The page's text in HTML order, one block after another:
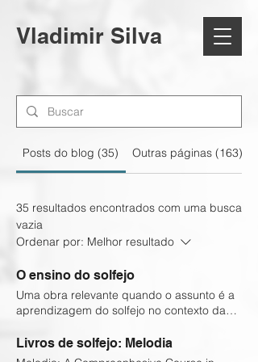
Vladimir Silva
Posts do blog (35) Outras páginas (163)
35 resultados encontrados com uma busca
vazia
Ordenar por: Melhor resultado
O ensino do solfejo
Uma obra relevante quando o assunto é a
aprendizagem do solfejo no contexto da
Teaching Sight-Singing in the Choral
Rehearsal, de Steven M. Demorest (Oxford,
Livros de solfejo: Melodia